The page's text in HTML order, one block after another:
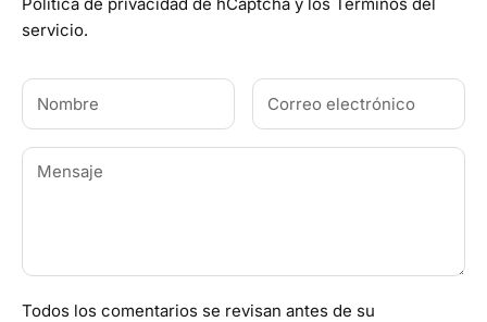
servicio.
Todos los comentarios se revisan antes de su